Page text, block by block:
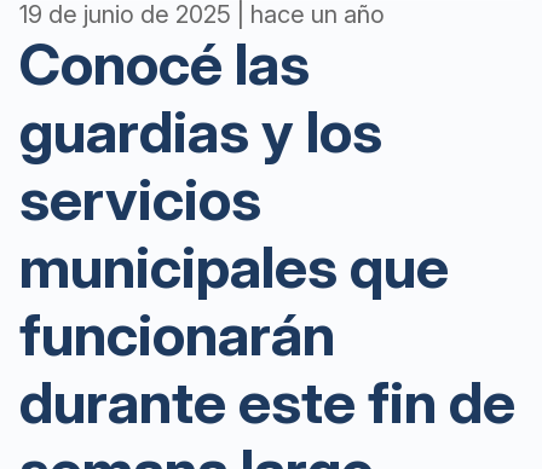
19 de junio de 2025 | hace un año
Conocé las
guardias y los
servicios
municipales que
funcionarán
durante este fin de